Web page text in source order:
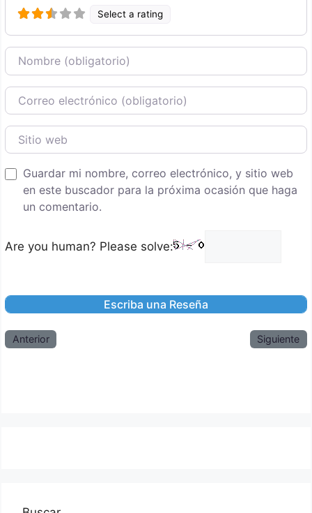
Select a rating
Nombre
Correo Electronico
Sitio web
Guardar mi nombre, correo electrónico, y sitio web
en este buscador para la próxima ocasión que haga
un comentario.
Are you human? Please solve:
Anterior Siguiente